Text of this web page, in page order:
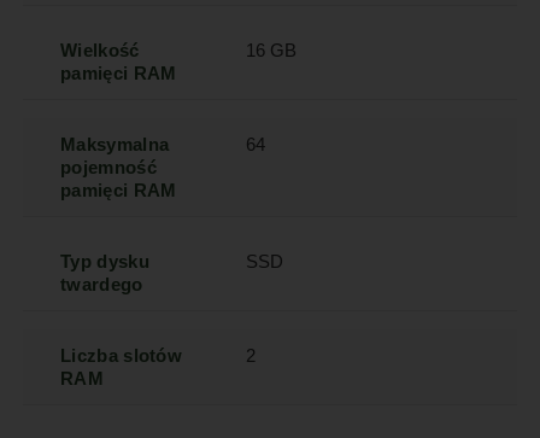
Wielkość
pamięci RAM
16 GB
Maksymalna
pojemność
pamięci RAM
64
Typ dysku
twardego
SSD
Liczba slotów
RAM
2